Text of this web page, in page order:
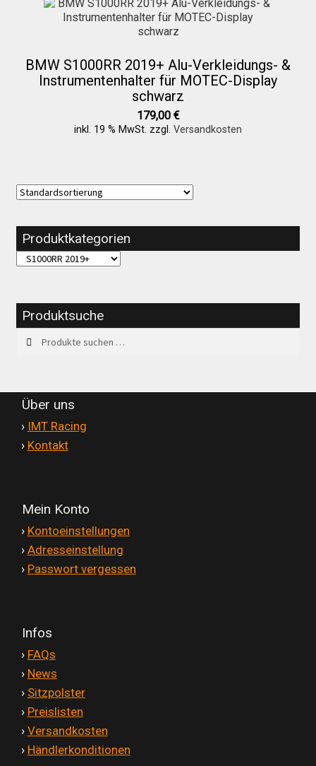
BMW S1000RR 2019+ Alu-Verkleidungs- &
Instrumentenhalter für MOTEC-Display
schwarz
179,00 €
inkl. 19 % MwSt. zzgl. Versandkosten
Produktkategorien
Produktsuche
nach:
Suchen
Über uns
› IMT Racing
› Kontakt
Mein Konto
› Kontoeinstellungen
› Adresseinstellung
› Passwort vergessen
Infos
› FAQs
› News
› Sitzpolster
› Preislisten
› Versandkosten
› Händlerkonditionen